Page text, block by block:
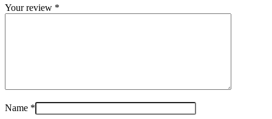
Your review *
Name *